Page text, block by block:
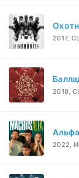
2017,
2018,
2022,